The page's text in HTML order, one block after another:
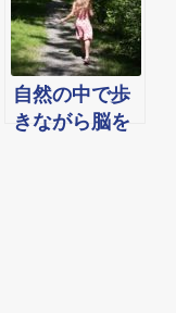
自然の中で歩
きながら脳を